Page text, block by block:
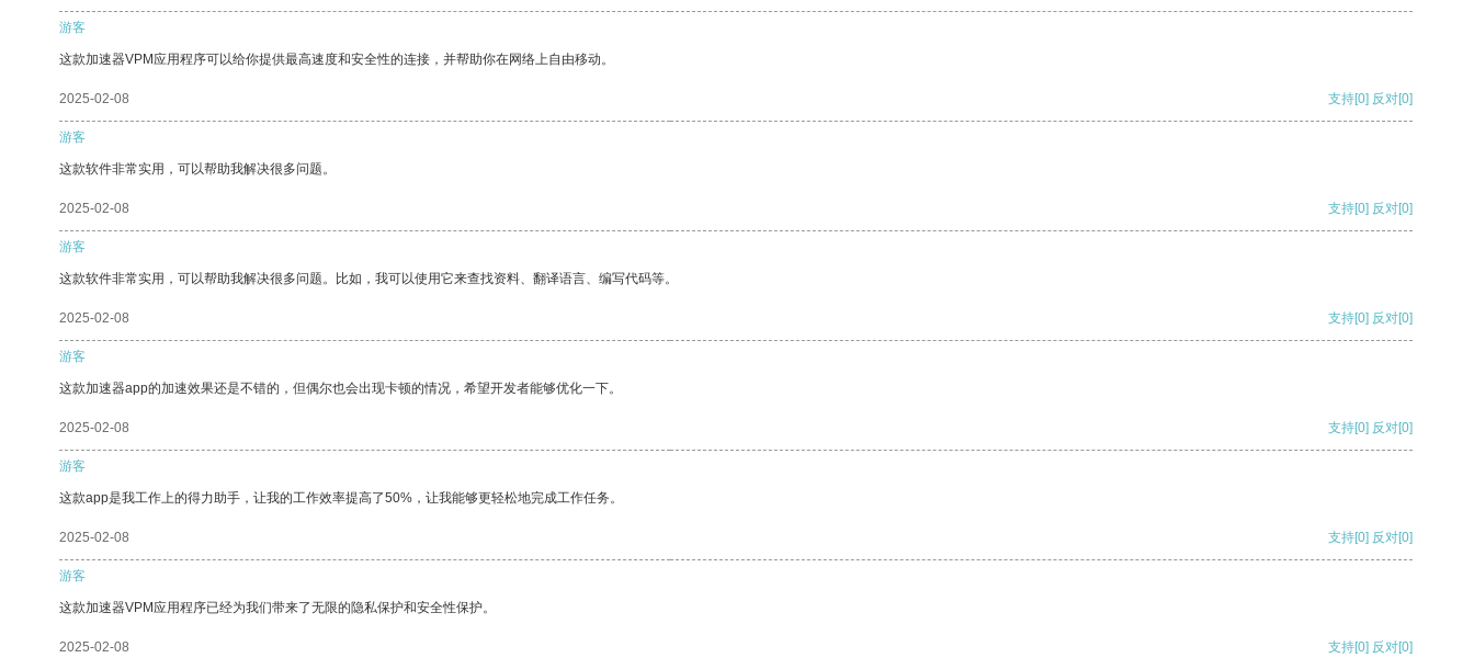
游客
这款加速器VPM应用程序可以给你提供最高速度和安全性的连接，并帮助你在网络上自由移动。
2025-02-08 支持[0] 反对[0]
游客
这款软件非常实用，可以帮助我解决很多问题。
2025-02-08 支持[0] 反对[0]
游客
这款软件非常实用，可以帮助我解决很多问题。比如，我可以使用它来查找资料、翻译语言、编写代码等。
2025-02-08 支持[0] 反对[0]
游客
这款加速器app的加速效果还是不错的，但偶尔也会出现卡顿的情况，希望开发者能够优化一下。
2025-02-08 支持[0] 反对[0]
游客
这款app是我工作上的得力助手，让我的工作效率提高了50%，让我能够更轻松地完成工作任务。
2025-02-08 支持[0] 反对[0]
游客
这款加速器VPM应用程序已经为我们带来了无限的隐私保护和安全性保护。
2025-02-08 支持[0] 反对[0]